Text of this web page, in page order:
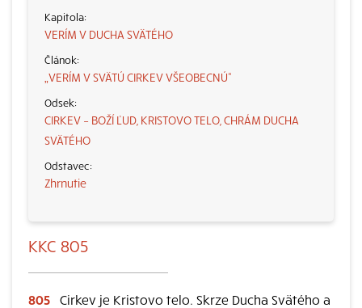
VERÍM V DUCHA SVÄTÉHO
„VERÍM V SVÄTÚ CIRKEV VŠEOBECNÚ“
CIRKEV – BOŽÍ ĽUD, KRISTOVO TELO, CHRÁM DUCHA
SVÄTÉHO
Zhrnutie
KKC 805
805 Cirkev je Kristovo telo. Skrze Ducha Svätého a